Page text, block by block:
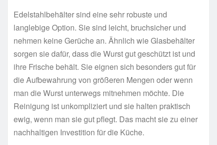
Edelstahlbehälter sind eine sehr robuste und
langlebige Option. Sie sind leicht, bruchsicher und
nehmen keine Gerüche an. Ähnlich wie Glasbehälter
sorgen sie dafür, dass die Wurst gut geschützt ist und
ihre Frische behält. Sie eignen sich besonders gut für
die Aufbewahrung von größeren Mengen oder wenn
man die Wurst unterwegs mitnehmen möchte. Die
Reinigung ist unkompliziert und sie halten praktisch
ewig, wenn man sie gut pflegt. Das macht sie zu einer
nachhaltigen Investition für die Küche.